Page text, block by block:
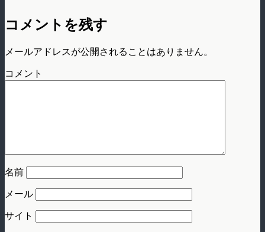
コメントを残す
メールアドレスが公開されることはありません。
コメント
名前
メール
サイト